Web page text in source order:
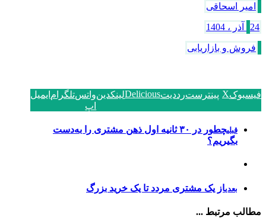
امیر اسحاقی
24 آذر ، 1404
فروش و بازاریابی
فیسبوکX پینترسترددیتDeliciousلینکدینواتس
اپ
تلگرام ایمیل
قبلی
چطور در ۳۰ ثانیه اول ذهن مشتری را به‌دست
بگیریم؟
بعدیاز یک مشتری مردد تا یک خرید بزرگ
مطالب مرتبط ...